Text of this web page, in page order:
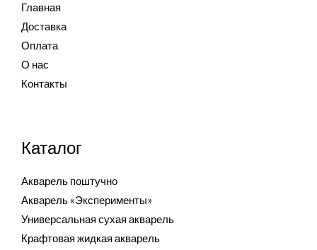
Главная
Доставка
Оплата
О нас
Контакты
Каталог
Акварель поштучно
Акварель «Эксперименты»
Универсальная сухая акварель
Крафтовая жидкая акварель